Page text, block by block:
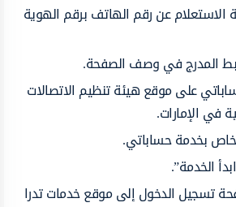
الاستعلام عن رقم الهاتف برقم الهوية
المدرج في وصف الصفحة.
على موقع هيئة تنظيم الاتصالات
في الإمارات.
بخدمة حساباتي.
الخدمة”.
تسجيل الدخول إلى موقع خدمات تدرا